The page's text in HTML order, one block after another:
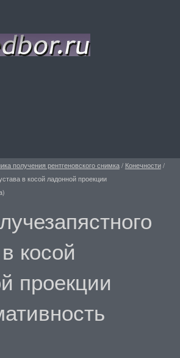
получения рентгеновского снимка/ Конечности/
в косой ладонной проекции
косой
проекции